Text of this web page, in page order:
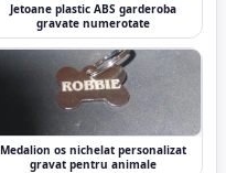
Jetoane plastic ABS garderoba
gravate numerotate
Medalion os nichelat personalizat
gravat pentru animale